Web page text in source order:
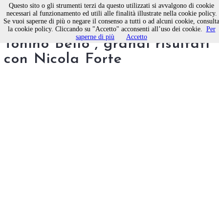
“Atletica Molfetta - Don
Tonino Bello”, grandi risultati
con Nicola Forte
Questo sito o gli strumenti terzi da questo utilizzati si avvalgono di cookie
necessari al funzionamento ed utili alle finalità illustrate nella cookie policy.
Se vuoi saperne di più o negare il consenso a tutti o ad alcuni cookie, consulta
la cookie policy. Cliccando su "Accetto" acconsenti all’uso dei cookie. Per
saperne di più
Accetto